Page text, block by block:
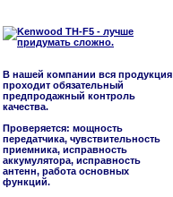
В нашей компании вся продукция
проходит обязательный
предпродажный контроль
качества.
Проверяется: мощность
передатчика, чувствительность
приемника, исправность
аккумулятора, исправность
антенн, работа основных
функций.